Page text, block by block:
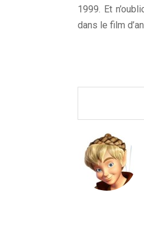
1999. Et
dans le film